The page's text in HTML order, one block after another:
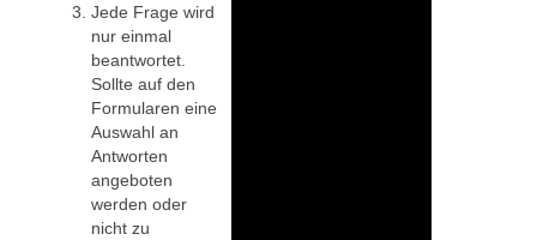
Jede Frage wird
nur einmal
beantwortet.
Sollte auf den
Formularen eine
Auswahl an
Antworten
angeboten
werden oder
nicht zu